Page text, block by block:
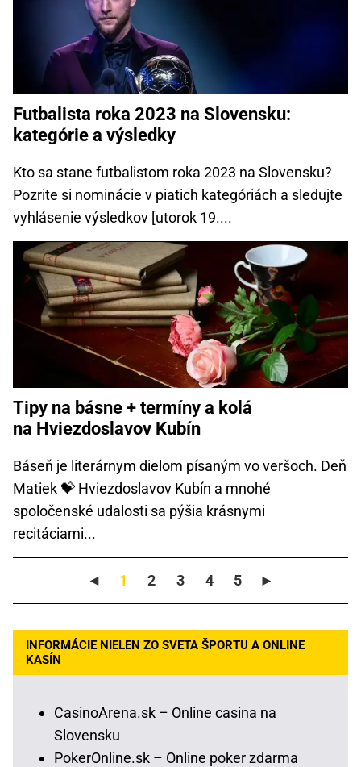
Futbalista roka 2023 na Slovensku:
kategórie a výsledky
Kto sa stane futbalistom roka 2023 na Slovensku?
Pozrite si nominácie v piatich kategóriách a sledujte
vyhlásenie výsledkov [utorok 19....
Tipy na básne + termíny a kolá
na Hviezdoslavov Kubín
Báseň je literárnym dielom písaným vo veršoch. Deň
Matiek 💝 Hviezdoslavov Kubín a mnohé
spoločenské udalosti sa pýšia krásnymi
recitáciami...
◄ 1 2 3 4 5 ►
INFORMÁCIE NIELEN ZO SVETA ŠPORTU A ONLINE
KASÍN
CasinoArena.sk – Online casina na
Slovensku
PokerOnline.sk – Online poker zdarma